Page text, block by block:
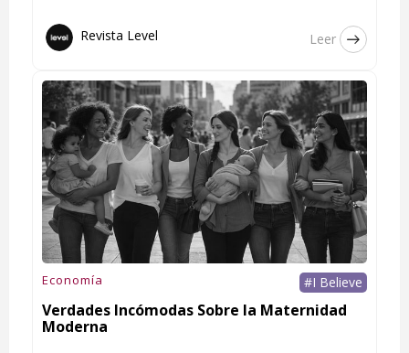
Revista Level Leer
Economía #I Believe
Verdades Incómodas Sobre la Maternidad
Moderna